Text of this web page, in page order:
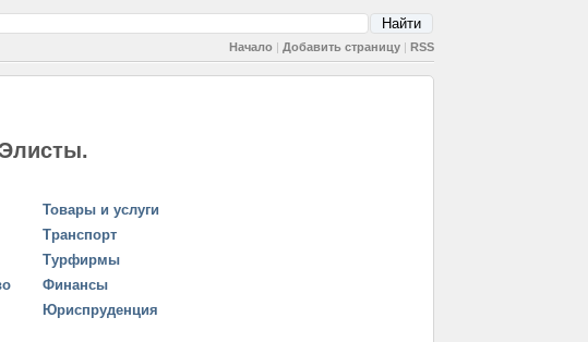
Начало | Добавить страницу | RSS
Товары и услуги
Транспорт
Турфирмы
Финансы
Юриспруденция